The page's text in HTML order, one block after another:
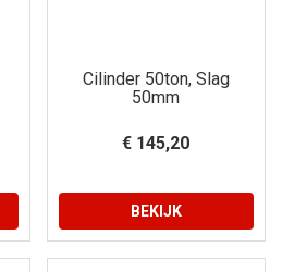
Cilinder 50ton, Slag
50mm
€ 145,20
BEKIJK